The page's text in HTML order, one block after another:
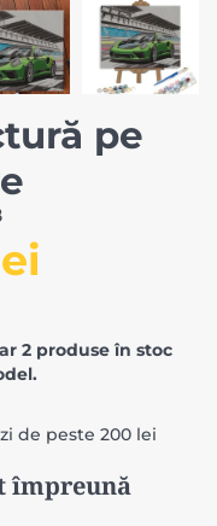
pe
2 produse în stoc
de peste 200 lei
împreună